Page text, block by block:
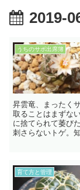
2019-
うちのサボ出席簿
昇雲竜、まったく
取ることはまずな
に捨てられて萎び
刺さらないトゲ。
育て方と管理